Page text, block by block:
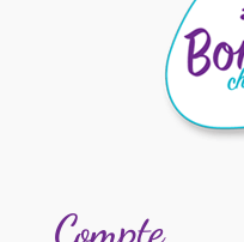
Compte